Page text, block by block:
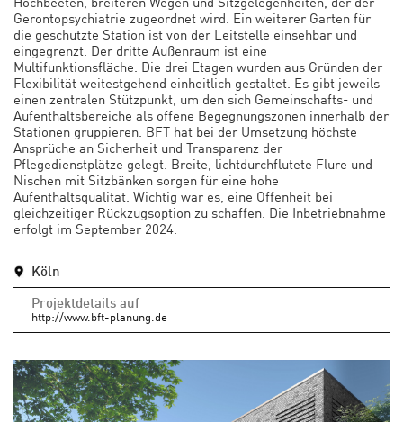
Gerontopsychiatrie zugeordnet wird. Ein weiterer Garten für
die geschützte Station ist von der Leitstelle einsehbar und
eingegrenzt. Der dritte Außenraum ist eine
Multifunktionsfläche. Die drei Etagen wurden aus Gründen der
Flexibilität weitestgehend einheitlich gestaltet. Es gibt jeweils
einen zentralen Stützpunkt, um den sich Gemeinschafts- und
Aufenthaltsbereiche als offene Begegnungszonen innerhalb der
Stationen gruppieren. BFT hat bei der Umsetzung höchste
Ansprüche an Sicherheit und Transparenz der
Pflegedienstplätze gelegt. Breite, lichtdurchflutete Flure und
Nischen mit Sitzbänken sorgen für eine hohe
Aufenthaltsqualität. Wichtig war es, eine Offenheit bei
gleichzeitiger Rückzugsoption zu schaffen. Die Inbetriebnahme
erfolgt im September 2024.
Köln
Projektdetails auf
http://www.bft-planung.de